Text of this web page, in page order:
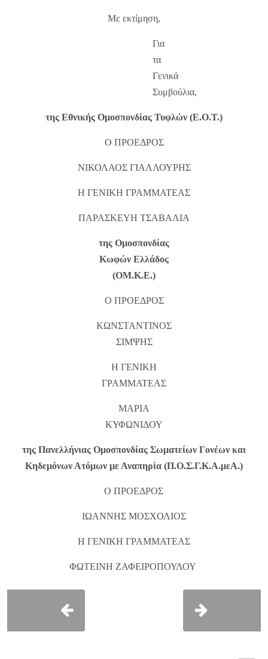
Με εκτίμηση,
Για
τα
Γενικά
Συμβούλια,
της Εθνικής Ομοσπονδίας Τυφλών (Ε.Ο.Τ.)
Ο ΠΡΟΕΔΡΟΣ
ΝΙΚΟΛΑΟΣ ΓΙΑΛΛΟΥΡΗΣ
Η ΓΕΝΙΚΗ ΓΡΑΜΜΑΤΕΑΣ
ΠΑΡΑΣΚΕΥΗ ΤΣΑΒΑΛΙΑ
της Ομοσπονδίας
Κωφών Ελλάδος
(ΟΜ.Κ.Ε.)
Ο ΠΡΟΕΔΡΟΣ
ΚΩΝΣΤΑΝΤΙΝΟΣ
ΣΙΜΨΗΣ
Η ΓΕΝΙΚΗ
ΓΡΑΜΜΑΤΕΑΣ
ΜΑΡΙΑ
ΚΥΦΩΝΙΔΟΥ
της Πανελλήνιας Ομοσπονδίας Σωματείων Γονέων και
Κηδεμόνων Ατόμων με Αναπηρία (Π.Ο.Σ.Γ.Κ.Α.μεΑ.)
Ο ΠΡΟΕΔΡΟΣ
ΙΩΑΝΝΗΣ ΜΟΣΧΟΛΙΟΣ
Η ΓΕΝΙΚΗ ΓΡΑΜΜΑΤΕΑΣ
ΦΩΤΕΙΝΗ ΖΑΦΕΙΡΟΠΟΥΛΟΥ